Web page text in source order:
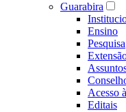
Guarabira
Ensino
Pesquisa
Acesso
Editais